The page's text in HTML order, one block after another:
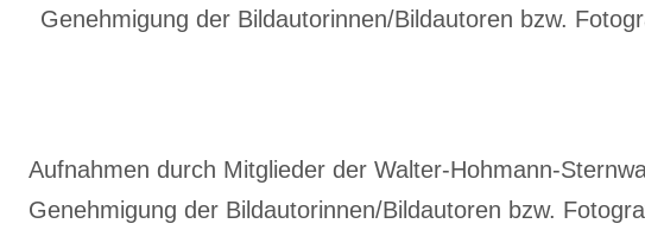
Genehmigung der Bildautorinnen/Bildautoren bzw.
Aufnahmen durch Mitglieder der Walter-Hohmann-
Genehmigung der Bildautorinnen/Bildautoren bzw.